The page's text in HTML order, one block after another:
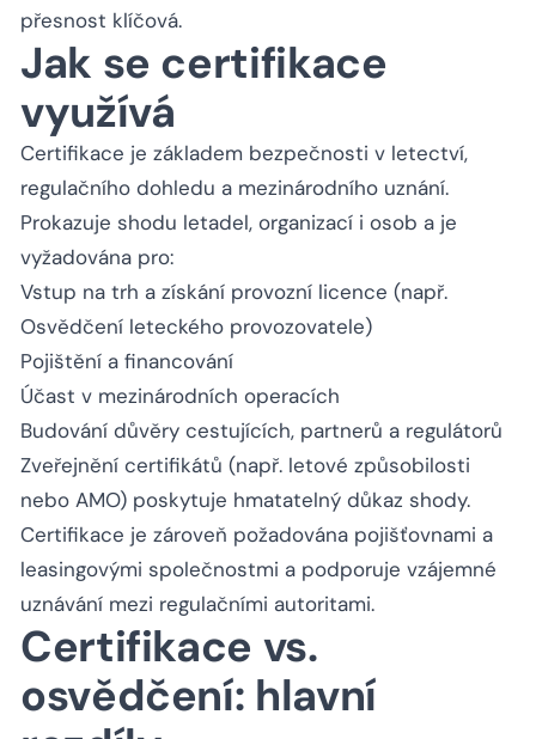
přesnost klíčová.
Jak se certifikace
využívá
Certifikace je základem bezpečnosti v letectví,
regulačního dohledu a mezinárodního uznání.
Prokazuje shodu letadel, organizací i osob a je
vyžadována pro:
Vstup na trh a získání provozní licence (např.
Osvědčení leteckého provozovatele)
Pojištění a financování
Účast v mezinárodních operacích
Budování důvěry cestujících, partnerů a regulátorů
Zveřejnění certifikátů (např. letové způsobilosti
nebo AMO) poskytuje hmatatelný důkaz shody.
Certifikace je zároveň požadována pojišťovnami a
leasingovými společnostmi a podporuje vzájemné
uznávání mezi regulačními autoritami.
Certifikace vs.
osvědčení: hlavní